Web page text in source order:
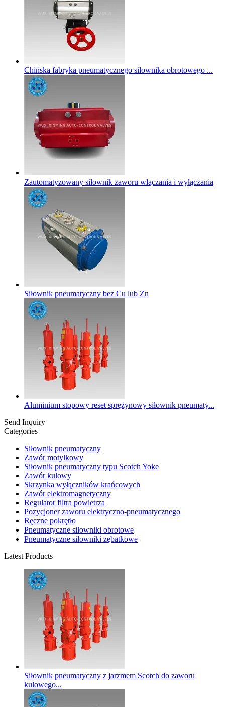
Chińska fabryka pneumatycznego siłownika obrotowego ...
Zautomatyzowany siłownik zaworu włączania i wyłączania
Siłownik pneumatyczny bez Cu lub Zn
Aluminium stopowy reset sprężynowy siłownik pneumaty...
Send Inquiry
Categories
Siłownik pneumatyczny
Zawór motylkowy
Siłownik pneumatyczny typu Scotch Yoke
Zawór kulowy
Skrzynka wyłączników krańcowych
Zawór elektromagnetyczny
Regulator filtra powietrza
Pozycjoner zaworu elektryczno-pneumatycznego
Ręczne pokrętło
Pneumatyczne siłowniki obrotowe
Pneumatyczne siłowniki zębatkowe
Latest Products
Siłownik pneumatyczny z jarzmem Scotch do zaworu
kulowego...